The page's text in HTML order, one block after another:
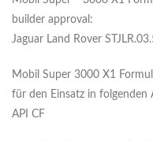
builder approval:
Jaguar Land Rover
Mobil Super 3000 X1
für den Einsatz in folgenden
API CF